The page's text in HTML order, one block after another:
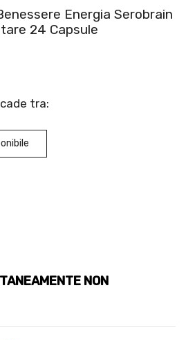
Energia Serobrain
24 Capsule
tra:
NON